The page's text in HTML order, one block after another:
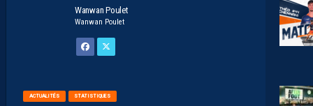
Wanwan Poulet
Wanwan Poulet
ACTUALITÉS STATISTIQUES